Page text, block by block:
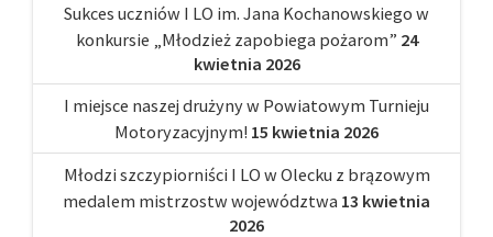
Sukces uczniów I LO im. Jana Kochanowskiego w
konkursie „Młodzież zapobiega pożarom” 24
kwietnia 2026
I miejsce naszej drużyny w Powiatowym Turnieju
Motoryzacyjnym! 15 kwietnia 2026
Młodzi szczypiorniści I LO w Olecku z brązowym
medalem mistrzostw województwa 13 kwietnia
2026